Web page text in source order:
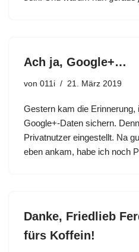
Ach ja, Google+…
von 011i 21. März 2019
Gestern kam die Erinnerung,
Google+-Daten sichern.
Privatnutzer eingestellt. Na
eben ankam, habe ich noch
Danke, Friedlieb
fürs Koffein!